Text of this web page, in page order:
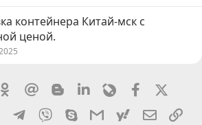
контейнера Китай-мск с
ценой.
Odnoklassniki
Mail.ru BloggerLinkedinLivejournalFacebook
WhatsAppTelegram
Viber SkypeGmailyahoomail